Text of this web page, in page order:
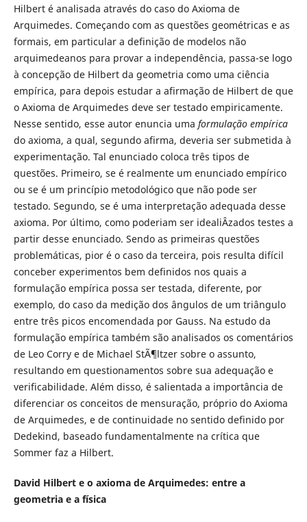
Hilbert é analisada através do caso do Axioma de
Arquimedes. Começando com as questões geométricas e as
formais, em particular a definição de modelos não
arquimedeanos para provar a independência, passa-se logo
à concepção de Hilbert da geometria como uma ciência
empírica, para depois estudar a afirmação de Hilbert de que
o Axioma de Arquimedes deve ser testado empiricamente.
Nesse sentido, esse autor enuncia uma formulação empírica
do axioma, a qual, segundo afirma, deveria ser submetida à
experimentação. Tal enunciado coloca três tipos de
questões. Primeiro, se é realmente um enunciado empírico
ou se é um princípio metodológico que não pode ser
testado. Segundo, se é uma interpretação adequada desse
axioma. Por último, como poderiam ser idealiÂ­zados testes a
partir desse enunciado. Sendo as primeiras questões
problemáticas, pior é o caso da terceira, pois resulta difícil
conceber experimentos bem definidos nos quais a
formulação empírica possa ser testada, diferente, por
exemplo, do caso da medição dos ângulos de um triângulo
entre três picos encomendada por Gauss. Na estudo da
formulação empírica também são analisados os comentários
de Leo Corry e de Michael StÃ¶ltzer sobre o assunto,
resultando em questionamentos sobre sua adequação e
verificabilidade. Além disso, é salientada a importância de
diferenciar os conceitos de mensuração, próprio do Axioma
de Arquimedes, e de continuidade no sentido definido por
Dedekind, baseado fundamentalmente na crítica que
Sommer faz a Hilbert.
David Hilbert e o axioma de Arquimedes: entre a
geometria e a física